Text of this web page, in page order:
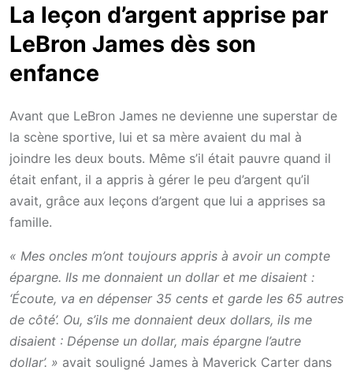
La leçon d’argent apprise par
LeBron James dès son
enfance
Avant que LeBron James ne devienne une superstar de
la scène sportive, lui et sa mère avaient du mal à
joindre les deux bouts. Même s’il était pauvre quand il
était enfant, il a appris à gérer le peu d’argent qu’il
avait, grâce aux leçons d’argent que lui a apprises sa
famille.
« Mes oncles m’ont toujours appris à avoir un compte
épargne. Ils me donnaient un dollar et me disaient :
‘Écoute, va en dépenser 35 cents et garde les 65 autres
de côté’. Ou, s’ils me donnaient deux dollars, ils me
disaient : Dépense un dollar, mais épargne l’autre
dollar’. » avait souligné James à Maverick Carter dans